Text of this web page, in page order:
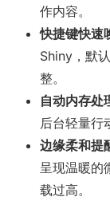
作内容。
快捷键快速
Shiny，默
整。
自动内存处
后台轻量行
边缘柔和提
呈现温暖的
载过高。